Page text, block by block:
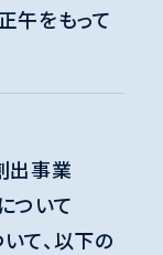
午をもって
出事業
ついて
て、以下の